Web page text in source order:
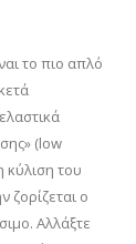
το πιο απλό
(low
του
ο
Αλλάξτε